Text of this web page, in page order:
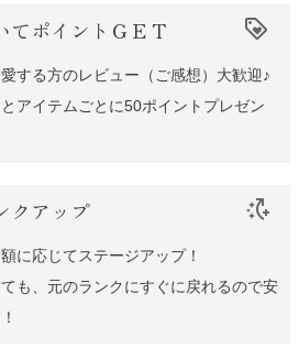
てポイントＧＥＴ loyalty
する方のレビュー（ご感想）大歓迎♪
アイテムごとに50ポイントプレゼン
クアップ switch_access_shortcut_add
に応じてステージアップ！
も、元のランクにすぐに戻れるので安